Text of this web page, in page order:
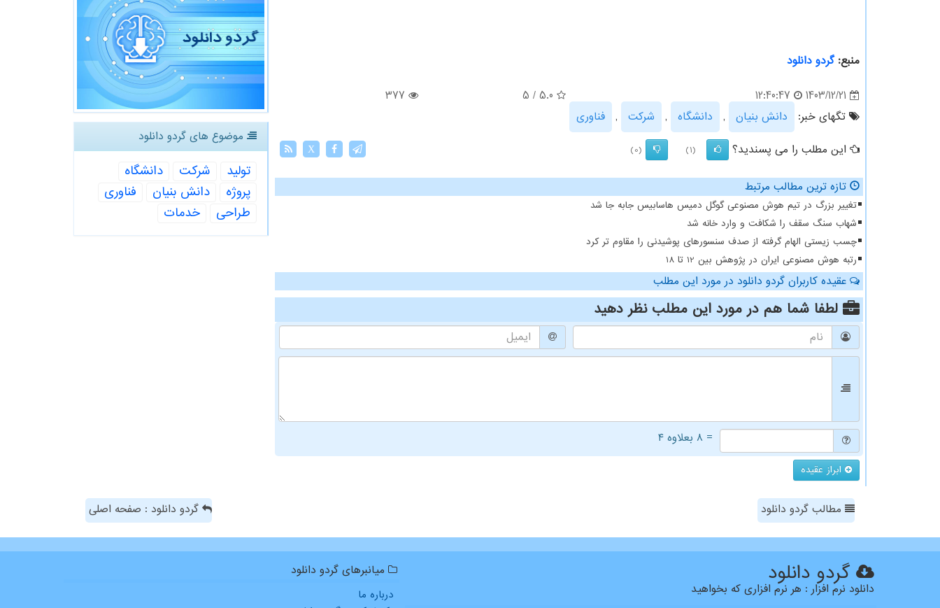
منبع:گردو دانلود
1403/12/21
12:40:47
5.0
/
5
377
تگهای خبر:
دانش بنیان , دانشگاه , شركت ,
فناوری
این مطلب را می پسندید؟
(1)
(0)
X
تازه ترین مطالب مرتبط
تغییر بزرگ در تیم هوش مصنوعی گوگل دمیس هاسابیس جابه جا شد
شهاب سنگ سقف را شکافت و وارد خانه شد
چسب زیستی الهام گرفته از صدف سنسورهای پوشیدنی را مقاوم تر کرد
رتبه هوش مصنوعی ایران در پژوهش بین 12 تا 18
عقیده کاربران گردو دانلود در مورد این مطلب
لطفا شما هم در مورد این مطلب نظر دهید
= ۸ بعلاوه ۴
ابراز عقیده
موضوع های گردو دانلود
تولید شركت
دانشگاه
پروژه
دانش بنیان
فناوری
طراحی
خدمات
مطالب گردو دانلود گردو دانلود : صفحه اصلی
گردو دانلود
دانلود نرم افزار : هر نرم افزاری که بخواهید
میانبرهای گردو دانلود
درباره ما